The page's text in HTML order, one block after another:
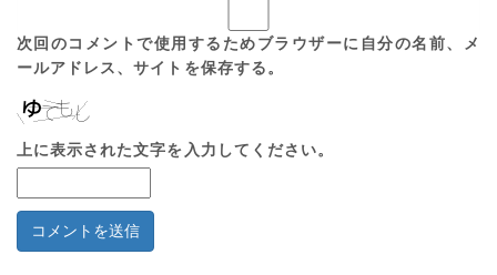
次回のコメントで使用するためブラウザーに自分の名前、メ
ールアドレス、サイトを保存する。
上に表示された文字を入力してください。